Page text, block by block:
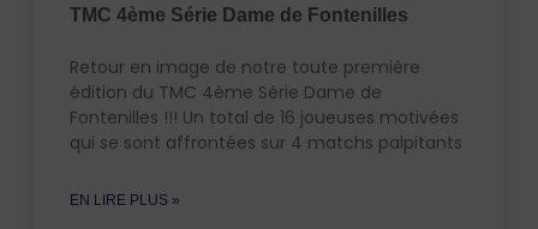
TMC 4ème Série Dame de Fontenilles
Retour en image de notre toute première
édition du TMC 4ème Série Dame de
Fontenilles !!! Un total de 16 joueuses motivées
qui se sont affrontées sur 4 matchs palpitants
EN LIRE PLUS »